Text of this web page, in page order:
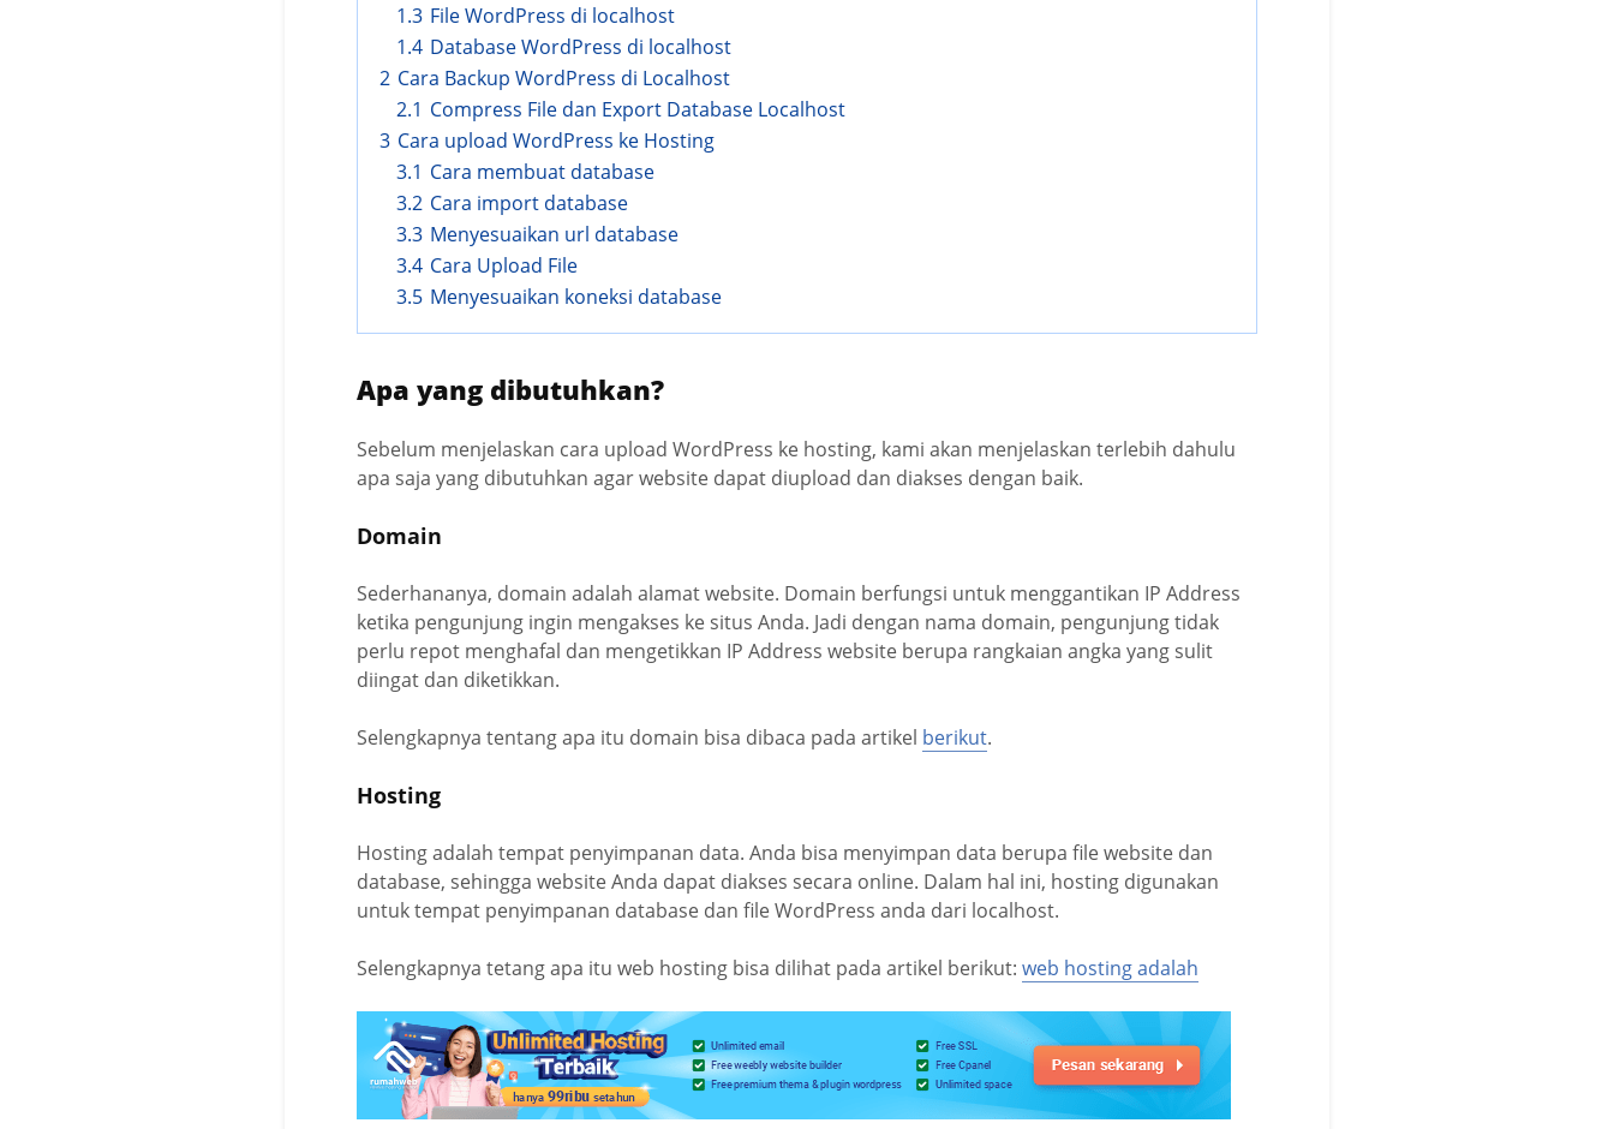
1.3 File WordPress di localhost
1.4 Database WordPress di localhost
2 Cara Backup WordPress di Localhost
2.1 Compress File dan Export Database Localhost
3 Cara upload WordPress ke Hosting
3.1 Cara membuat database
3.2 Cara import database
3.3 Menyesuaikan url database
3.4 Cara Upload File
3.5 Menyesuaikan koneksi database
Apa yang dibutuhkan?
Sebelum menjelaskan cara upload WordPress ke hosting, kami akan menjelaskan terlebih dahulu
apa saja yang dibutuhkan agar website dapat diupload dan diakses dengan baik.
Domain
Sederhananya, domain adalah alamat website. Domain berfungsi untuk menggantikan IP Address
ketika pengunjung ingin mengakses ke situs Anda. Jadi dengan nama domain, pengunjung tidak
perlu repot menghafal dan mengetikkan IP Address website berupa rangkaian angka yang sulit
diingat dan diketikkan.
Selengkapnya tentang apa itu domain bisa dibaca pada artikel berikut.
Hosting
Hosting adalah tempat penyimpanan data. Anda bisa menyimpan data berupa file website dan
database, sehingga website Anda dapat diakses secara online. Dalam hal ini, hosting digunakan
untuk tempat penyimpanan database dan file WordPress anda dari localhost.
Selengkapnya tetang apa itu web hosting bisa dilihat pada artikel berikut: web hosting adalah